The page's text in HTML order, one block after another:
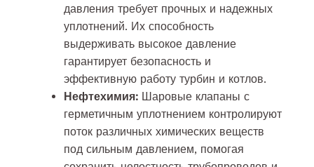
давления требует прочных и надежных
уплотнений. Их способность
выдерживать высокое давление
гарантирует безопасность и
эффективную работу турбин и котлов.
Нефтехимия:Шаровые клапаны с
герметичным уплотнением контролируют
поток различных химических веществ
под сильным давлением, помогая